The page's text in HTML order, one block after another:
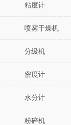
粘度计
喷雾干燥机
分级机
密度计
水分计
粉碎机